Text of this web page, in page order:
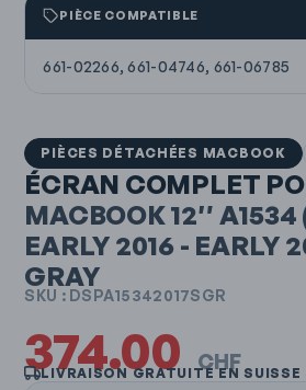
PIÈCE COMPATIBLE
661-02266, 661-04746, 661-06785
PIÈCES DÉTACHÉES MACBOOK
ÉCRAN COMPLET
MACBOOK 12″ A1534
EARLY 2016 - EARLY
GRAY
SKU : DSPA15342017SGR
374.00 CHF
LIVRAISON GRATUITE EN SUISSE